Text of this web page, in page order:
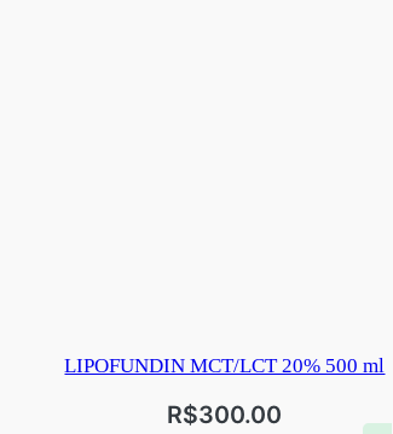
LIPOFUNDIN MCT/LCT 20% 500 ml
R$300.00